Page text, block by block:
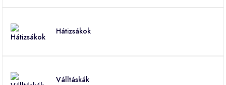
Hátizsákok
Válltáskák